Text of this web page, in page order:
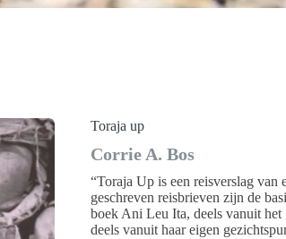
Toraja up
Corrie A. Bos
“Toraja Up is een reisverslag van
geschreven reisbrieven zijn de
boek Ani Leu Ita, deels vanuit
deels vanuit haar eigen